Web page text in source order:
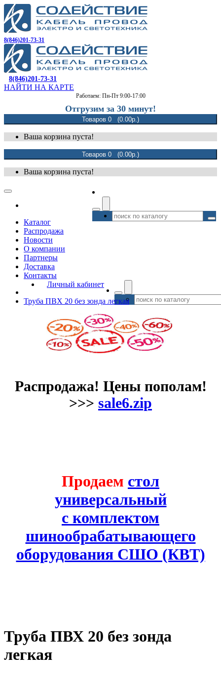
8(846)201-73-31
8(846)201-73-31
НАЙТИ НА КАРТЕ
Работаем: Пн-Пт 9:00-17:00
Отгрузим за 30 минут!
Товаров 0 (0.00р.)
Ваша корзина пуста!
Товаров 0 (0.00р.)
Ваша корзина пуста!
Каталог
Распродажа
Новости
О компании
Партнеры
Доставка
Контакты
Личный кабинет
Труба ПВХ 20 без зонда легкая
Распродажа! Цены пополам!
>>> sale6.zip
Продаем стол
универсальный
с комплектом
шинообрабатывающего
оборудования СШО (КВТ)
Труба ПВХ 20 без зонда
легкая